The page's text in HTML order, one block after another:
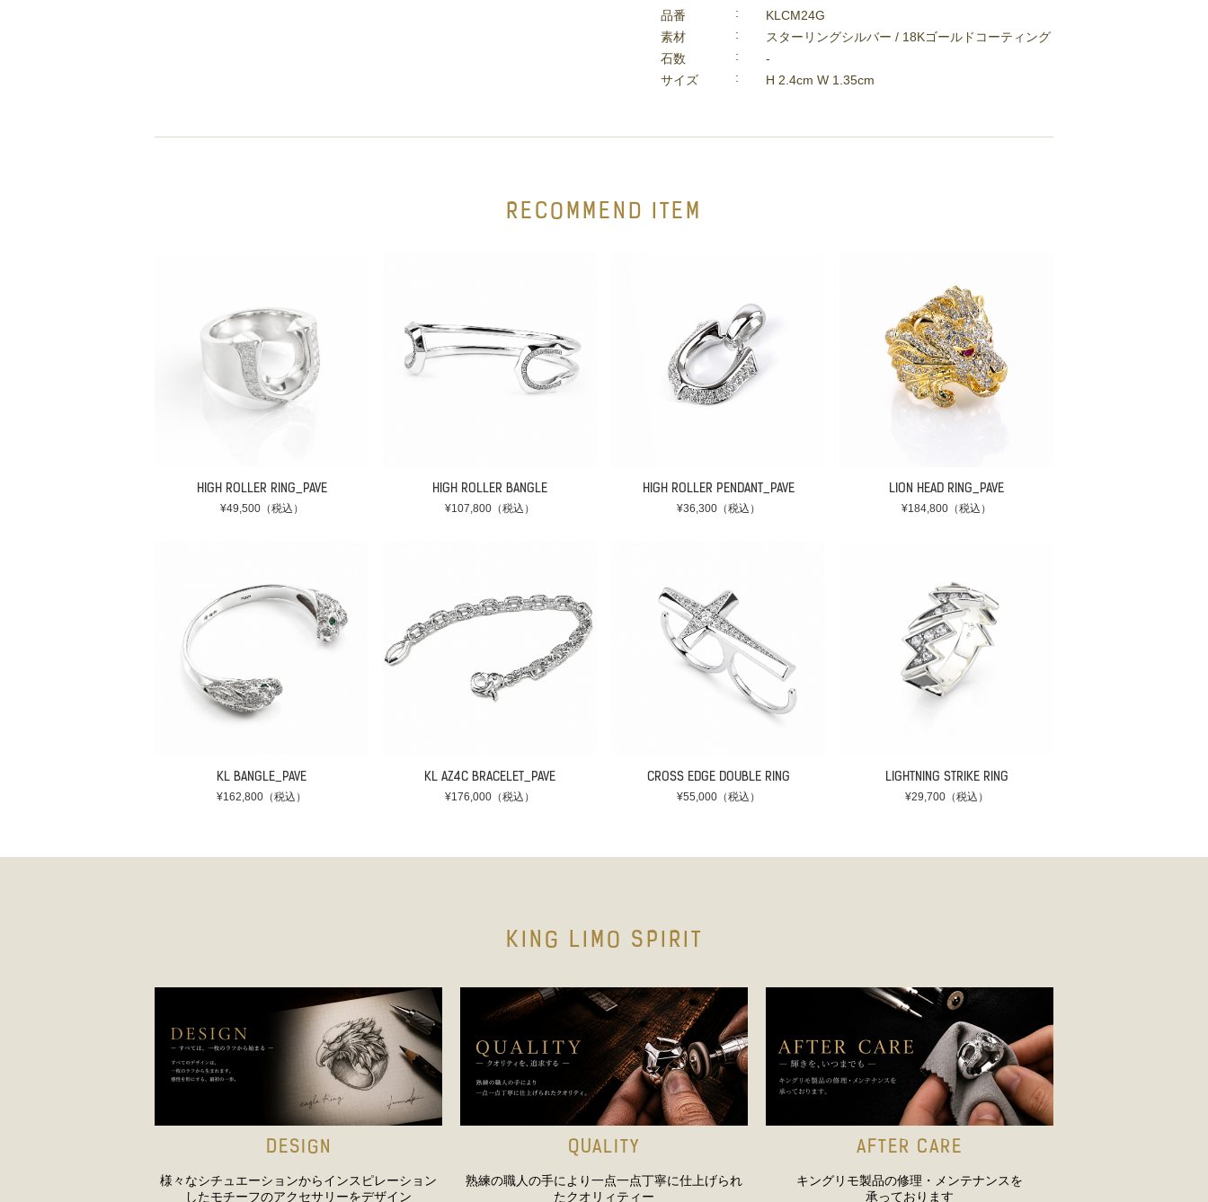
品番
KLCM24G
素材
スターリングシルバー / 18Kゴールドコーティング
石数
-
サイズ
H 2.4cm W 1.35cm
RECOMMEND ITEM
HIGH ROLLER RING_PAVE
¥49,500（税込）
HIGH ROLLER BANGLE
¥107,800（税込）
HIGH ROLLER PENDANT_PAVE
¥36,300（税込）
LION HEAD RING_PAVE
¥184,800（税込）
KL BANGLE_PAVE
¥162,800（税込）
KL AZ4C BRACELET_PAVE
¥176,000（税込）
CROSS EDGE DOUBLE RING
¥55,000（税込）
LIGHTNING STRIKE RING
¥29,700（税込）
KING LIMO SPIRIT
DESIGN
様々なシチュエーションからインスピレーション
したモチーフのアクセサリーをデザイン
QUALITY
熟練の職人の手により一点一点丁寧に仕上げられ
たクオリィティー
AFTER CARE
キングリモ製品の修理・メンテナンスを
承っております